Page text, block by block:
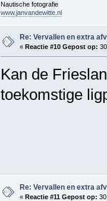
Nautische fotografie
www.janvandewitte.nl
Re: Vervallen en extra
« Reactie #10 Gepost op:
Kan de
toekomstige
Re: Vervallen en extra
« Reactie #11 Gepost op: